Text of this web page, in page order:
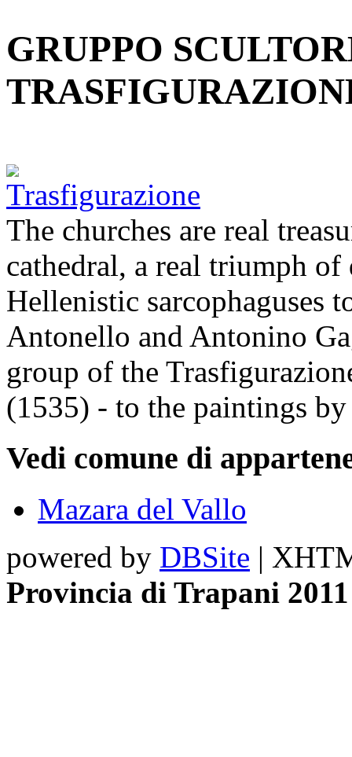
GRUPPO
The churches are real
cathedral, a real triumph
Hellenistic sarcophaguses
Antonello and Antonino
group of the
(1535) - to the paintings
Vedi comune di
Mazara del Vallo
powered by DBSite |
Provincia di Trapani 2011